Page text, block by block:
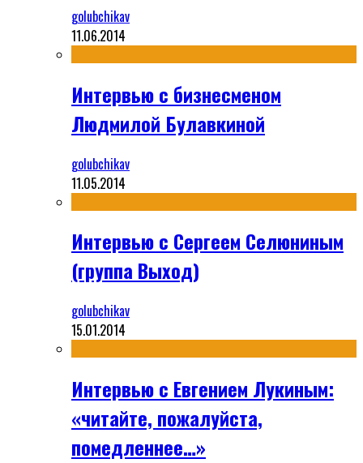
golubchikav
11.06.2014
Интервью с бизнесменом
Людмилой Булавкиной
golubchikav
11.05.2014
Интервью с Сергеем Селюниным
(группа Выход)
golubchikav
15.01.2014
Интервью с Евгением Лукиным:
«читайте, пожалуйста,
помедленнее…»